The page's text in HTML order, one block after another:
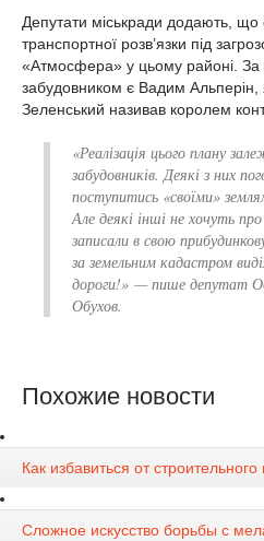
Депутати міськради додають, що
транспортної розв’язки під
«Атмосфера» у цьому районі.
забудовником є Вадим
Зеленський називав королем
«Реалізація цього плану
забудовників. Деякі з них
поступитись «своїми»
Але деякі інші не хочуть
записали в свою
за земельним кадастром
дороги!» — пише депутат
Обухов.
Похожие новости
Как избавиться от
Сложное искусство борьбы с